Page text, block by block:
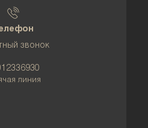
звонок
линия